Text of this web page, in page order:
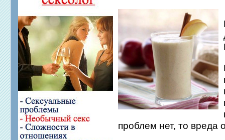
проблем нет, то вреда